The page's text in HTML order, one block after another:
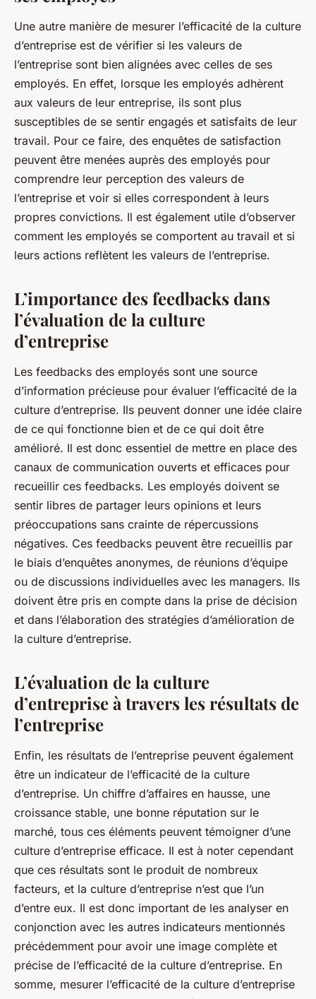
Une autre manière de mesurer l’efficacité de la culture
d’entreprise est de vérifier si les valeurs de
l’entreprise sont bien alignées avec celles de ses
employés. En effet, lorsque les employés adhèrent
aux valeurs de leur entreprise, ils sont plus
susceptibles de se sentir engagés et satisfaits de leur
travail. Pour ce faire, des enquêtes de satisfaction
peuvent être menées auprès des employés pour
comprendre leur perception des valeurs de
l’entreprise et voir si elles correspondent à leurs
propres convictions. Il est également utile d’observer
comment les employés se comportent au travail et si
leurs actions reflètent les valeurs de l’entreprise.
L’importance des feedbacks dans
l’évaluation de la culture
d’entreprise
Les feedbacks des employés sont une source
d’information précieuse pour évaluer l’efficacité de la
culture d’entreprise. Ils peuvent donner une idée claire
de ce qui fonctionne bien et de ce qui doit être
amélioré. Il est donc essentiel de mettre en place des
canaux de communication ouverts et efficaces pour
recueillir ces feedbacks. Les employés doivent se
sentir libres de partager leurs opinions et leurs
préoccupations sans crainte de répercussions
négatives. Ces feedbacks peuvent être recueillis par
le biais d’enquêtes anonymes, de réunions d’équipe
ou de discussions individuelles avec les managers. Ils
doivent être pris en compte dans la prise de décision
et dans l’élaboration des stratégies d’amélioration de
la culture d’entreprise.
L’évaluation de la culture
d’entreprise à travers les résultats de
l’entreprise
Enfin, les résultats de l’entreprise peuvent également
être un indicateur de l’efficacité de la culture
d’entreprise. Un chiffre d’affaires en hausse, une
croissance stable, une bonne réputation sur le
marché, tous ces éléments peuvent témoigner d’une
culture d’entreprise efficace. Il est à noter cependant
que ces résultats sont le produit de nombreux
facteurs, et la culture d’entreprise n’est que l’un
d’entre eux. Il est donc important de les analyser en
conjonction avec les autres indicateurs mentionnés
précédemment pour avoir une image complète et
précise de l’efficacité de la culture d’entreprise. En
somme, mesurer l’efficacité de la culture d’entreprise